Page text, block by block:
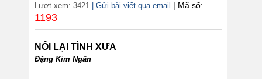
Lượt xem: 3421 | Gửi bài viết qua email | Mã số:
1193
NỐI LẠI TÌNH XƯA
Đặng Kim Ngân